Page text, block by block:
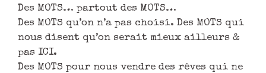
Des MOTS… partout des MOTS…
Des MOTS qu’on n’a pas choisi. Des MOTS qui
nous disent qu’on serait mieux ailleurs &
pas ICI.
Des MOTS pour nous vendre des rêves qui ne